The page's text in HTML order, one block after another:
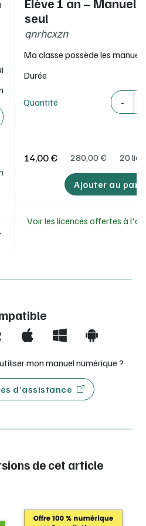
Élève 1 an – Manuel
seul
qnrhcxzn
Ma classe possède les
Durée
Quantité -
Quantité
14,00 € 280,00 € 20
Ajouter au
Voir les licences offertes à
mon manuel numérique ?
d’assistance
de cet article